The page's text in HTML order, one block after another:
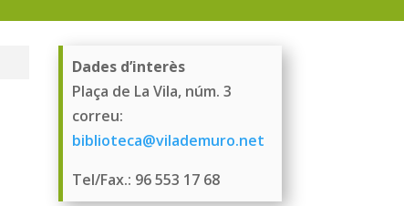
Dades d’interès
Plaça de La Vila, núm. 3
correu:
biblioteca@vilademuro.net
Tel/Fax.: 96 553 17 68